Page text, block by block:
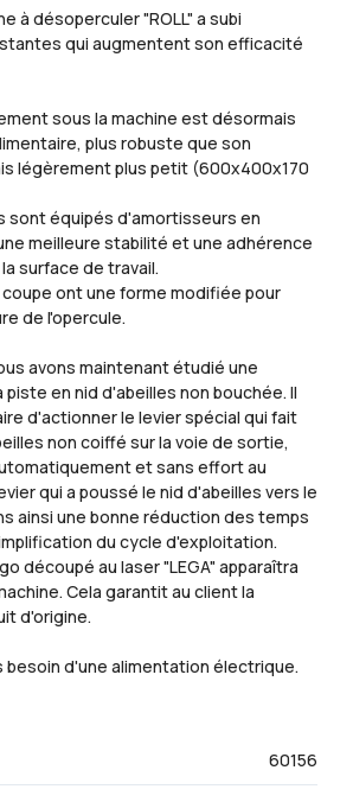
à désoperculer "ROLL" a subi
qui augmentent son efficacité
sous la machine est désormais
plus robuste que son
légèrement plus petit (600x400x170
sont équipés d'amortisseurs en
meilleure stabilité et une adhérence
surface de travail.
ont une forme modifiée pour
de l'opercule.
avons maintenant étudié une
en nid d'abeilles non bouchée. Il
d'actionner le levier spécial qui fait
non coiffé sur la voie de sortie,
et sans effort au
qui a poussé le nid d'abeilles vers le
ainsi une bonne réduction des temps
du cycle d'exploitation.
découpé au laser "LEGA" apparaîtra
Cela garantit au client la
d'origine.
besoin d'une alimentation électrique.
60156